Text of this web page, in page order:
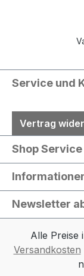
Service und
Vertrag
Shop Service
Newsletter
Alle Preise
Versandkosten